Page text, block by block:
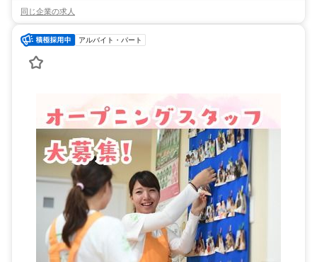
同じ企業の求人
アルバイト・パート